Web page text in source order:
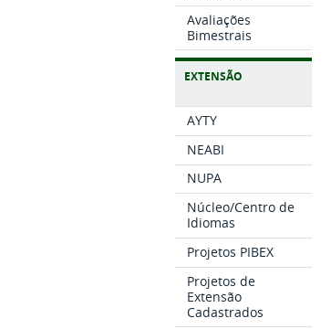
Avaliações
Bimestrais
EXTENSÃO
AYTY
NEABI
NUPA
Núcleo/Centro de
Idiomas
Projetos PIBEX
Projetos de
Extensão
Cadastrados